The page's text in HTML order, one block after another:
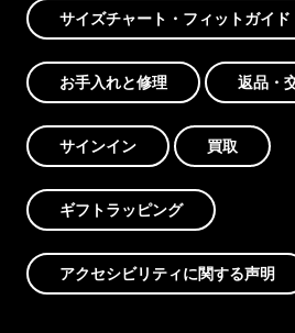
サイズチャート・フィットガイド
お手入れと修理 返品・
サインイン 買取
ギフトラッピング
アクセシビリティに関する声明